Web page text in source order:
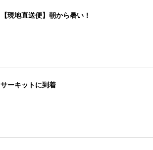
【現地直送便】朝から暑い！
サーキットに到着